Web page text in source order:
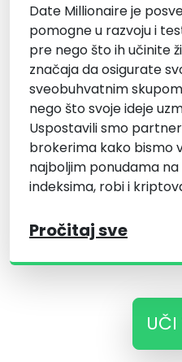
Date Millionaire je
pomogne u razvoju i
pre nego što ih učinite
značaja da osigurate
sveobuhvatnim
nego što svoje ideje
Uspostavili smo
brokerima kako bismo
najboljim ponudama
indeksima, robi i
Pročitaj sve
UČI